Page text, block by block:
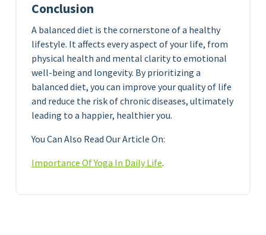
Conclusion
A balanced diet is the cornerstone of a healthy
lifestyle. It affects every aspect of your life, from
physical health and mental clarity to emotional
well-being and longevity. By prioritizing a
balanced diet, you can improve your quality of life
and reduce the risk of chronic diseases, ultimately
leading to a happier, healthier you.
You Can Also Read Our Article On:
Importance Of Yoga In Daily Life.